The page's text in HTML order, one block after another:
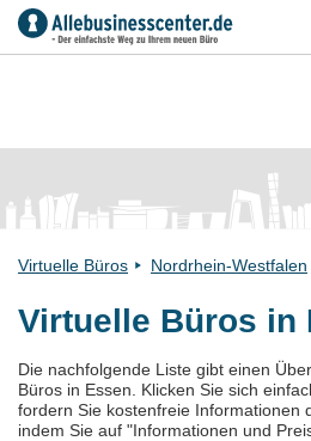
Virtuelle Büros Nordrhein-Westfalen
Virtuelle Büros in
Die nachfolgende Liste gibt einen
Büros in Essen. Klicken Sie sich
fordern Sie kostenfreie Informationen
indem Sie auf "Informationen und